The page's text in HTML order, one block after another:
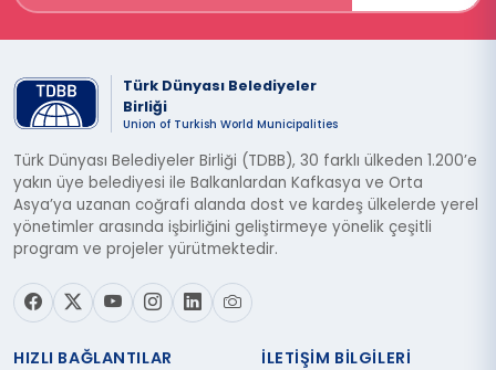
Türk Dünyası Belediyeler
Birliği
Union of Turkish World Municipalities
Türk Dünyası Belediyeler Birliği (TDBB), 30 farklı ülkeden 1.200’e
yakın üye belediyesi ile Balkanlardan Kafkasya ve Orta
Asya’ya uzanan coğrafi alanda dost ve kardeş ülkelerde yerel
yönetimler arasında işbirliğini geliştirmeye yönelik çeşitli
program ve projeler yürütmektedir.
HIZLI BAĞLANTILAR İLETIŞIM BILGILERI